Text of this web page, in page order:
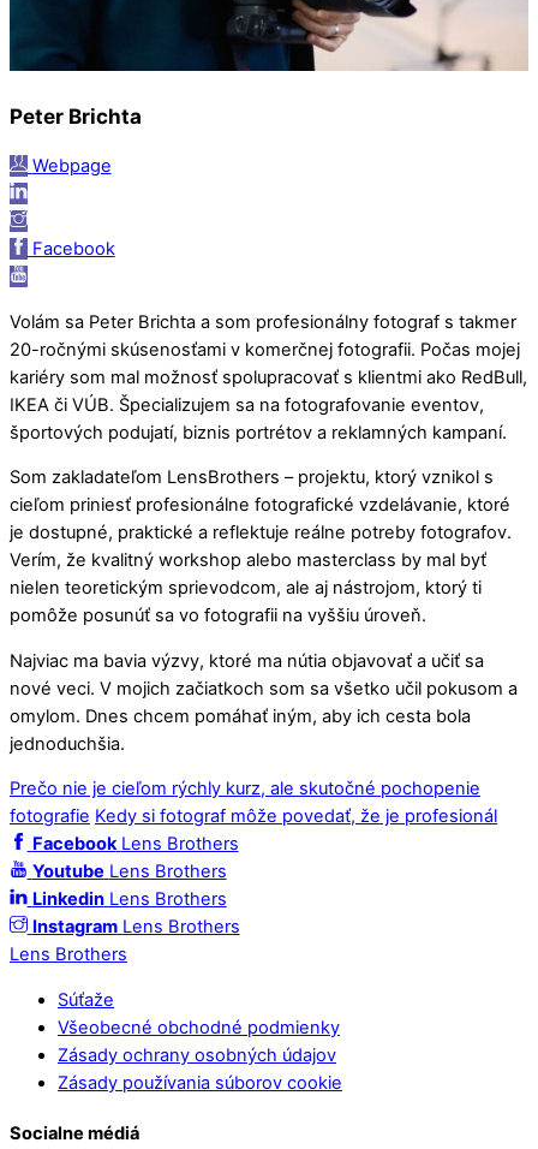
Peter Brichta
Webpage
Facebook
Volám sa Peter Brichta a som profesionálny fotograf s takmer
20-ročnými skúsenosťami v komerčnej fotografii. Počas mojej
kariéry som mal možnosť spolupracovať s klientmi ako RedBull,
IKEA či VÚB. Špecializujem sa na fotografovanie eventov,
športových podujatí, biznis portrétov a reklamných kampaní.
Som zakladateľom LensBrothers – projektu, ktorý vznikol s
cieľom priniesť profesionálne fotografické vzdelávanie, ktoré
je dostupné, praktické a reflektuje reálne potreby fotografov.
Verím, že kvalitný workshop alebo masterclass by mal byť
nielen teoretickým sprievodcom, ale aj nástrojom, ktorý ti
pomôže posunúť sa vo fotografii na vyššiu úroveň.
Najviac ma bavia výzvy, ktoré ma nútia objavovať a učiť sa
nové veci. V mojich začiatkoch som sa všetko učil pokusom a
omylom. Dnes chcem pomáhať iným, aby ich cesta bola
jednoduchšia.
Prečo nie je cieľom rýchly kurz, ale skutočné pochopenie
fotografie Kedy si fotograf môže povedať, že je profesionál
Facebook Lens Brothers
Youtube Lens Brothers
Linkedin Lens Brothers
Instagram Lens Brothers
Lens Brothers
Súťaže
Všeobecné obchodné podmienky
Zásady ochrany osobných údajov
Zásady používania súborov cookie
Socialne médiá